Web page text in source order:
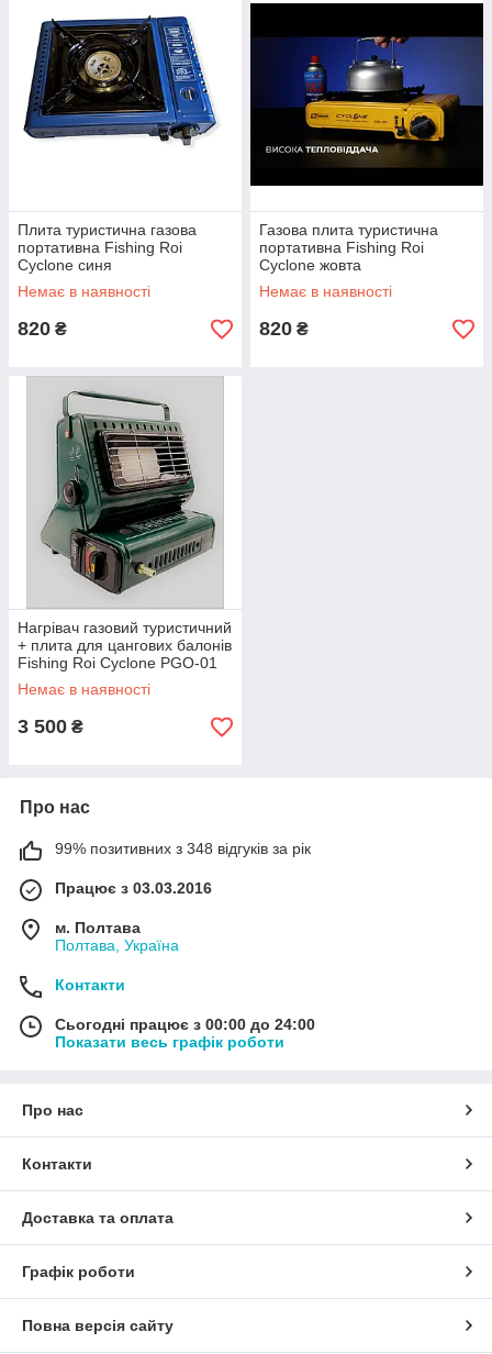
Плита туристична газова
портативна Fishing Roi
Cyclone синя
Немає в наявності
820 ₴
Газова плита туристична
портативна Fishing Roi
Cyclone жовта
Немає в наявності
820 ₴
Нагрівач газовий туристичний
+ плита для цангових балонів
Fishing Roi Cyclone PGO-01
Немає в наявності
3 500 ₴
Про нас
99% позитивних з 348 відгуків за рік
Працює з 03.03.2016
м. Полтава
Полтава, Україна
Контакти
Сьогодні працює з 00:00 до 24:00
Показати весь графік роботи
Про нас
Контакти
Доставка та оплата
Графік роботи
Повна версія сайту